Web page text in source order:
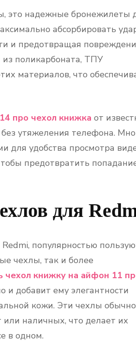
это надежные бронежилеты
абсорбировать
и предотвращая
из поликарбоната, ТПУ
материалов, что
про чехол книжка от
утяжеления телефона.
для удобства просмотра
предотвратить
для
популярностью
чехлы, так и более
чехол книжку на айфон 11
и добавит ему элегантности
кожи. Эти чехлы обычно
наличных, что делает их
в одном.